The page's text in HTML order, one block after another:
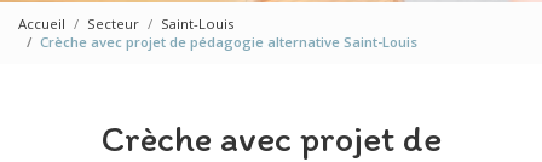
Accueil Secteur
Saint-Louis
Crèche avec projet de pédagogie alternative Saint-Louis
Crèche avec projet de